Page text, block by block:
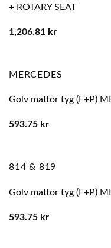
+ ROTARY SEAT
1,206.81 kr
MERCEDES
Golv mattor tyg (F+P)
593.75 kr
814 & 819
Golv mattor tyg (F+P)
593.75 kr